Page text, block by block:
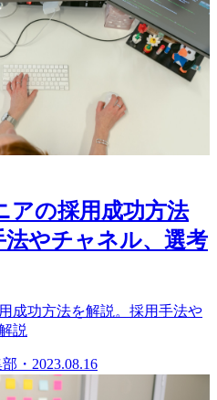
アの採用成功方法
法やチャネル、選考
成功方法を解説。採用手法や
説
部 ・ 2023.08.16